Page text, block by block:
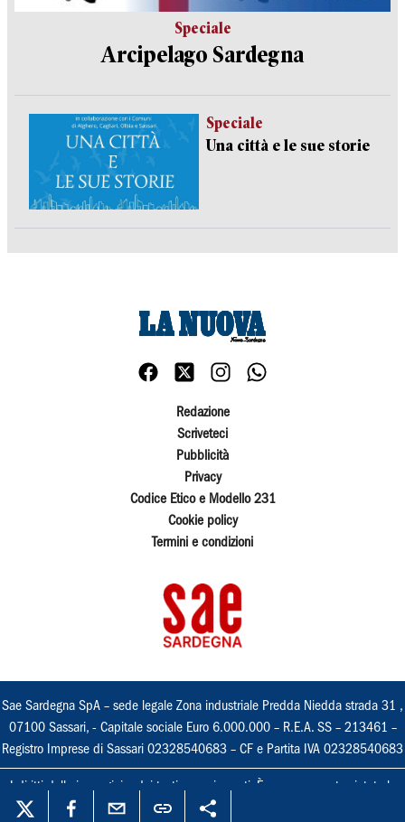
Speciale
Arcipelago Sardegna
Speciale
Una città e le sue storie
Redazione
Scriveteci
Pubblicità
Privacy
Codice Etico e Modello 231
Cookie policy
Termini e condizioni
Sae Sardegna SpA – sede legale Zona industriale Predda Niedda strada 31 ,
07100 Sassari, - Capitale sociale Euro 6.000.000 – R.E.A. SS – 213461 –
Registro Imprese di Sassari 02328540683 – CF e Partita IVA 02328540683
I diritti delle immagini e dei testi sono riservati. È espressamente vietata la
loro riproduzione con qualsiasi mezzo e l'adattamento totale o parziale.